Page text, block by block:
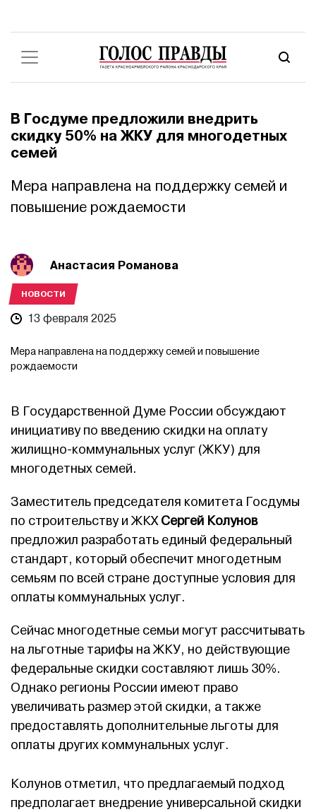
В Госдуме предложили внедрить
скидку 50% на ЖКУ для многодетных
семей
Мера направлена на поддержку семей и
повышение рождаемости
Анастасия Романова
НОВОСТИ
13 февраля 2025
Мера направлена на поддержку семей и повышение
рождаемости
В Государственной Думе России обсуждают
инициативу по введению скидки на оплату
жилищно-коммунальных услуг (ЖКУ) для
многодетных семей.
Заместитель председателя комитета Госдумы
по строительству и ЖКХСергей Колунов
предложил разработать единый федеральный
стандарт, который обеспечит многодетным
семьям по всей стране доступные условия для
оплаты коммунальных услуг.
Сейчас многодетные семьи могут рассчитывать
на льготные тарифы на ЖКУ, но действующие
федеральные скидки составляют лишь 30%.
Однако регионы России имеют право
увеличивать размер этой скидки, а также
предоставлять дополнительные льготы для
оплаты других коммунальных услуг.
Колунов отметил, что предлагаемый подход
предполагает внедрение универсальной скидки